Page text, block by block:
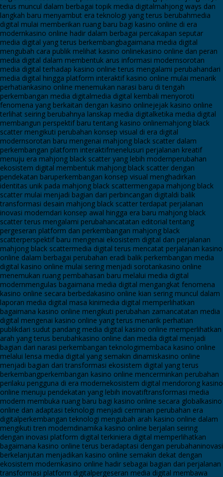
terus muncul dalam berbagai topik media digitalmahjong ways dan
langkah baru menyambut era teknologi yang terus berubahmedia
digital mulai memberikan ruang baru bagi kasino online di era
modernkasino online hadir dalam berbagai percakapan seputar
media digital yang terus berkembangbagaimana media digital
mengubah cara publik melihat kasino onlinekasino online dan peran
media digital dalam membentuk arus informasi modernsorotan
media digital terhadap kasino online terus mengalami perubahandari
media digital hingga platform interaktif kasino online mulai menarik
perhatiankasino online menemukan narasi baru di tengah
perkembangan media digitalmedia digital kembali menyoroti
fenomena yang berkaitan dengan kasino onlinejejak kasino online
terlihat seiring berubahnya lanskap media digitalketika media digital
membangun perspektif baru tentang kasino onlinemahjong black
scatter mengikuti perubahan konsep visual di era digital
modernsorotan baru mengenai mahjong black scatter dalam
perkembangan platform interaktifmenelusuri perjalanan kreatif
menuju era mahjong black scatter yang lebih modernperubahan
ekosistem digital membentuk mahjong black scatter dengan
pendekatan baruperkembangan konsep visual menghadirkan
identitas unik pada mahjong black scattermengapa mahjong black
scatter mulai menjadi bagian dari perbincangan digitaldi balik
transformasi desain mahjong black scatter terdapat perjalanan
inovasi moderndari konsep awal hingga era baru mahjong black
scatter terus mengalami perubahancatatan editorial tentang
pergeseran platform dan perkembangan mahjong black
scatterperspektif baru mengenai ekosistem digital dan perjalanan
mahjong black scattermedia digital terus mencatat perjalanan kasino
online dalam berbagai perubahan eradi balik perkembangan media
digital kasino online mulai sering menjadi sorotankasino online
menemukan ruang pembahasan baru melalui media digital
modernmengulas bagaimana media digital mengangkat fenomena
kasino online secara berbedakasino online kian sering muncul dalam
laporan media digital masa kinimedia digital memperlihatkan
bagaimana kasino online mengikuti perubahan zamancatatan media
digital mengenai kasino online yang terus menarik perhatian
publikdari sudut pandang media digital kasino online memperlihatkan
arah yang terus berubahkasino online dan media digital menjadi
bagian dari narasi perkembangan teknologimembaca kasino online
melalui lensa media digital yang semakin dinamiskasino online
menjadi bagian dari transformasi ekosistem digital yang terus
berkembangperkembangan kasino online mencerminkan perubahan
perilaku pengguna di era modernekosistem digital mendorong kasino
online menuju pendekatan yang lebih inovatiftransformasi media
modern membuka ruang baru bagi kasino online secara globalkasino
online dan adaptasi teknologi menjadi cerminan perubahan era
digitalperkembangan teknologi mengubah arah kasino online dalam
mengikuti tren moderndinamika kasino online berjalan seiring
dengan inovasi platform digital terkiniera digital memperlihatkan
bagaimana kasino online terus beradaptasi dengan perubahaninovasi
berkelanjutan menjadikan kasino online semakin dekat dengan
ekosistem modernkasino online hadir sebagai bagian dari perjalanan
transformasi platform digitalpergeseran media digital membawa